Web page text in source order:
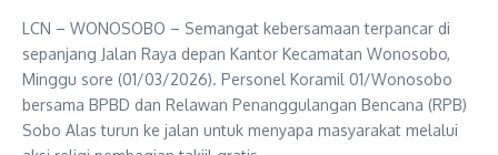
LCN – WONOSOBO – Semangat kebersamaan terpancar di
sepanjang Jalan Raya depan Kantor Kecamatan Wonosobo,
Minggu sore (01/03/2026). Personel Koramil 01/Wonosobo
bersama BPBD dan Relawan Penanggulangan Bencana (RPB)
Sobo Alas turun ke jalan untuk menyapa masyarakat melalui